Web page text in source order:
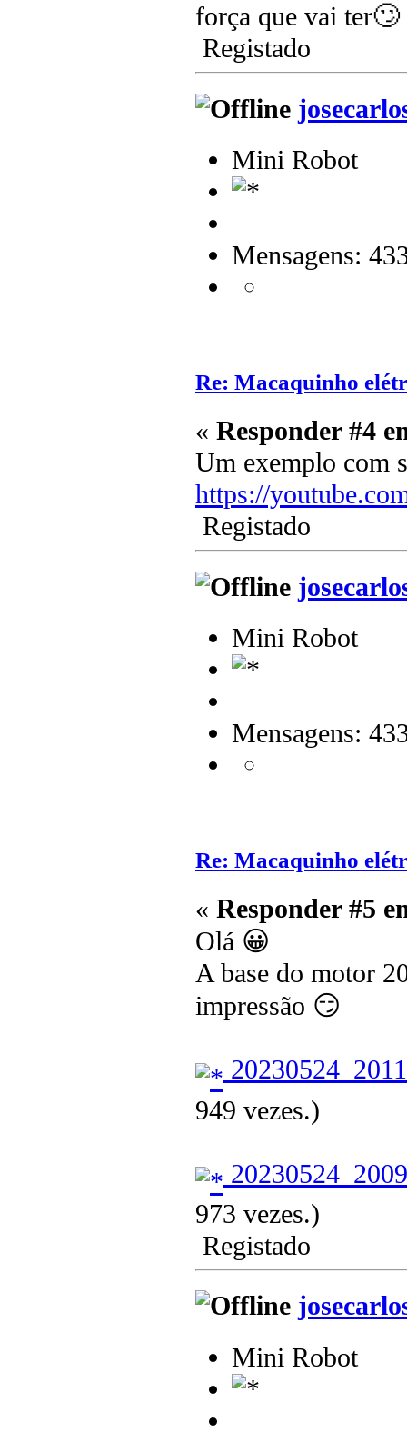
força que vai ter🙄
Registado
Mini Robot
Mensagens:
Re: Macaquinho
« Responder #4
Um exemplo com
https://
Registado
Mini Robot
Mensagens:
Re: Macaquinho
« Responder #5
Olá 😀
A base do motor
impressão 😏
949 vezes.)
973 vezes.)
Registado
Mini Robot